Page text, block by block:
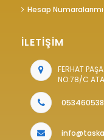
Hesap
İLETİŞİM
FERHAT
NO:78/C